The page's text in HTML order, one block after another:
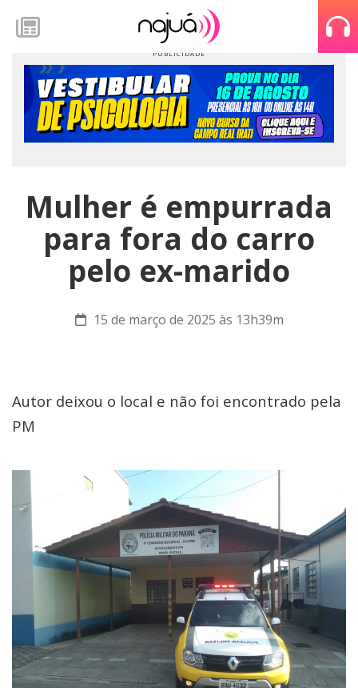
Mulher é empurrada
para fora do carro
pelo ex-marido
15 de março de 2025 às 13h39m
Autor deixou o local e não foi encontrado pela
PM